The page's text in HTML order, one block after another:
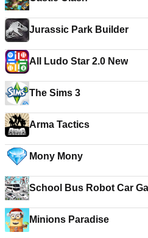
Jurassic Park Builder
All Ludo Star 2.0 New
The Sims 3
Arma Tactics
Mony Mony
School Bus Robot Car
Minions Paradise